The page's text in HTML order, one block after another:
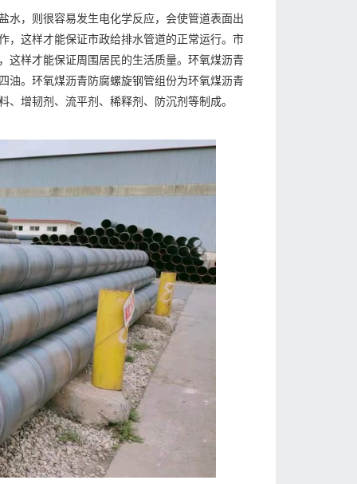
水，则很容易发生电化学反应，会使管道表面出
，这样才能保证市政给排水管道的正常运行。市
这样才能保证周围居民的生活质量。环氧煤沥青
油。环氧煤沥青防腐螺旋钢管组份为环氧煤沥青
增韧剂、流平剂、稀释剂、防沉剂等制成。